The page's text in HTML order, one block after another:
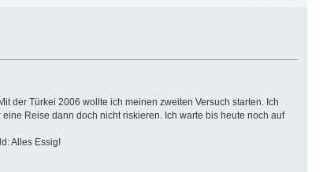
der Türkei 2006 wollte ich meinen zweiten Versuch starten. Ich
Reise dann doch nicht riskieren. Ich warte bis heute noch auf
Alles Essig!